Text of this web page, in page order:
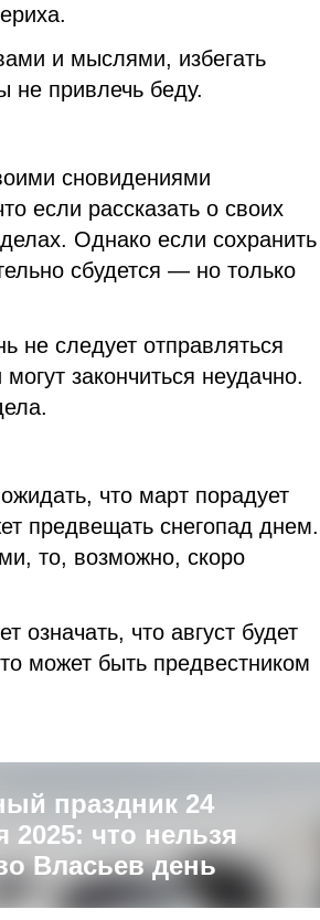
и мыслями, избегать
не привлечь беду.
сновидениями
если рассказать о своих
Однако если сохранить
сбудется — но только
не следует отправляться
закончиться неудачно.
что март порадует
предвещать снегопад днем.
то, возможно, скоро
означать, что август будет
может быть предвестником
праздник 24
2025: что нельзя
Власьев день